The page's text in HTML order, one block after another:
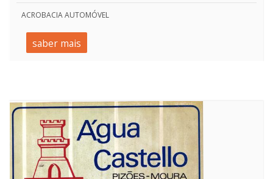
ACROBACIA AUTOMÓVEL
saber mais